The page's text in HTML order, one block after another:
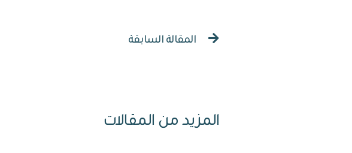
المقالة السابقة
المزيد من المقالات